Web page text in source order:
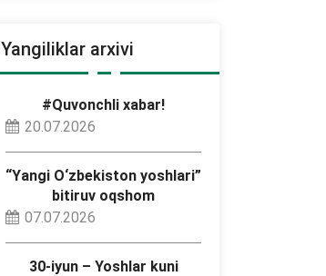
Yangiliklar arxivi
#Quvonchli xabar!
20.07.2026
“Yangi O‘zbekiston yoshlari”
bitiruv oqshom
07.07.2026
30-iyun – Yoshlar kuni